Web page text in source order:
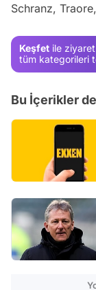
Schranz,
Keşfet ile
tüm kategorileri
Bu İçerikler